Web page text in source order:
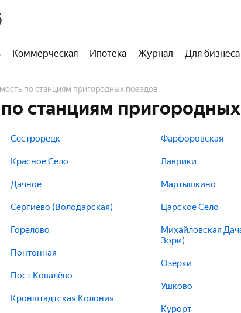
Коммерческая Ипотека Журнал Для бизнеса
по станциям пригородных поездов
станциям
Сестрорецк
Красное Село
Дачное
Сергиево (Володарская)
Горелово
Понтонная
Пост Ковалёво
Кронштадтская Колония
Фарфоровская
Лаврики
Мартышкино
Царское Село
Михайловская
Зори)
Озерки
Ушково
Курорт